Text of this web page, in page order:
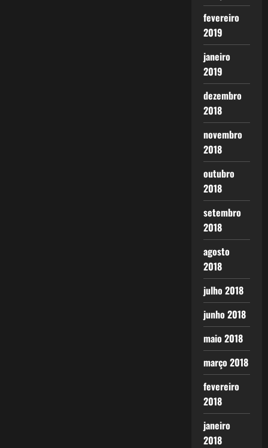
fevereiro
2019
janeiro
2019
dezembro
2018
novembro
2018
outubro
2018
setembro
2018
agosto
2018
julho 2018
junho 2018
maio 2018
março 2018
fevereiro
2018
janeiro
2018